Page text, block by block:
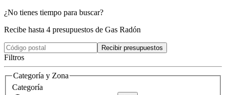
¿No tienes tiempo para buscar?
Recibe hasta 4 presupuestos de Gas Radón
Recibir presupuestos
Filtros
Categoría y Zona
Categoría